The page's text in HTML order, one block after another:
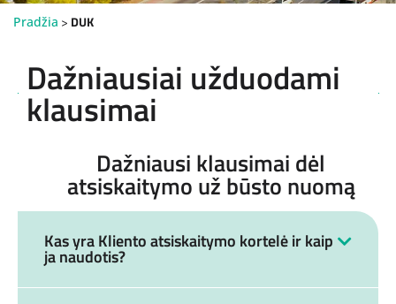
Pradžia > DUK
Dažniausiai užduodami
klausimai
Dažniausi klausimai dėl
atsiskaitymo už būsto nuomą
Kas yra Kliento atsiskaitymo kortelė ir kaip
ja naudotis?